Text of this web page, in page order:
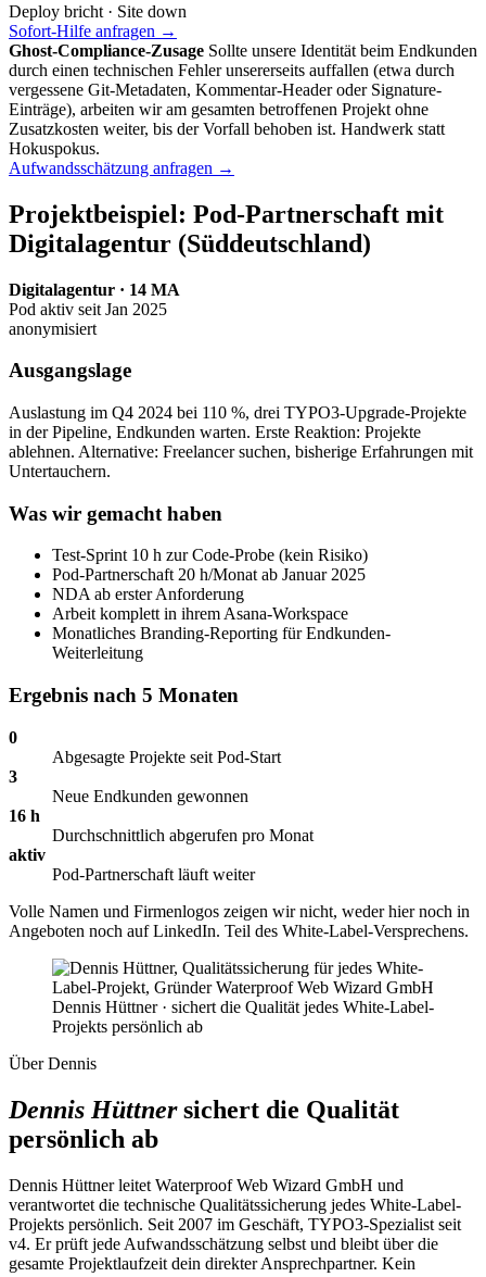
Deploy bricht · Site down
Sofort-Hilfe anfragen →
Ghost-Compliance-Zusage Sollte unsere Identität beim Endkunden
durch einen technischen Fehler unsererseits auffallen (etwa durch
vergessene Git-Metadaten, Kommentar-Header oder Signature-
Einträge), arbeiten wir am gesamten betroffenen Projekt ohne
Zusatzkosten weiter, bis der Vorfall behoben ist. Handwerk statt
Hokuspokus.
Aufwandsschätzung anfragen →
Projektbeispiel: Pod-Partnerschaft mit
Digitalagentur (Süddeutschland)
Digitalagentur · 14 MA
Pod aktiv seit Jan 2025
anonymisiert
Ausgangslage
Auslastung im Q4 2024 bei 110 %, drei TYPO3-Upgrade-Projekte
in der Pipeline, Endkunden warten. Erste Reaktion: Projekte
ablehnen. Alternative: Freelancer suchen, bisherige Erfahrungen mit
Untertauchern.
Was wir gemacht haben
Test-Sprint 10 h zur Code-Probe (kein Risiko)
Pod-Partnerschaft 20 h/Monat ab Januar 2025
NDA ab erster Anforderung
Arbeit komplett in ihrem Asana-Workspace
Monatliches Branding-Reporting für Endkunden-
Weiterleitung
Ergebnis nach 5 Monaten
0
Abgesagte Projekte seit Pod-Start
3
Neue Endkunden gewonnen
16 h
Durchschnittlich abgerufen pro Monat
aktiv
Pod-Partnerschaft läuft weiter
Volle Namen und Firmenlogos zeigen wir nicht, weder hier noch in
Angeboten noch auf LinkedIn. Teil des White-Label-Versprechens.
Dennis Hüttner · sichert die Qualität jedes White-Label-
Projekts persönlich ab
Über Dennis
Dennis Hüttnersichert die Qualität
persönlich ab
Dennis Hüttner leitet Waterproof Web Wizard GmbH und
verantwortet die technische Qualitätssicherung jedes White-Label-
Projekts persönlich. Seit 2007 im Geschäft, TYPO3-Spezialist seit
v4. Er prüft jede Aufwandsschätzung selbst und bleibt über die
gesamte Projektlaufzeit dein direkter Ansprechpartner. Kein